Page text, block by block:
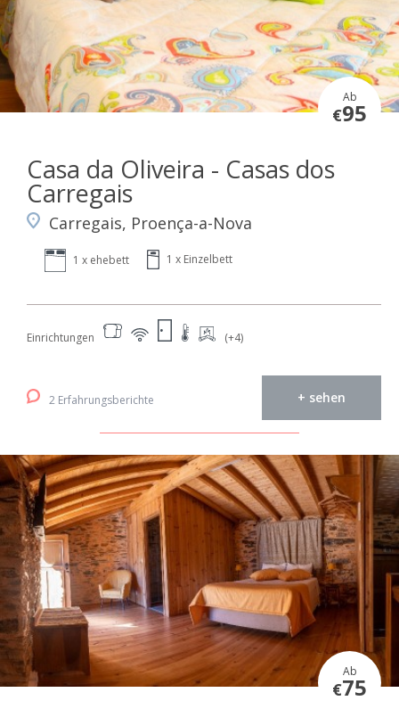
Ab
€95
Casa da Oliveira - Casas dos
Carregais
Carregais, Proença-a-Nova
1 x ehebett 1 x Einzelbett
Einrichtungen (+4)
2 Erfahrungsberichte + sehen
Ab
€75